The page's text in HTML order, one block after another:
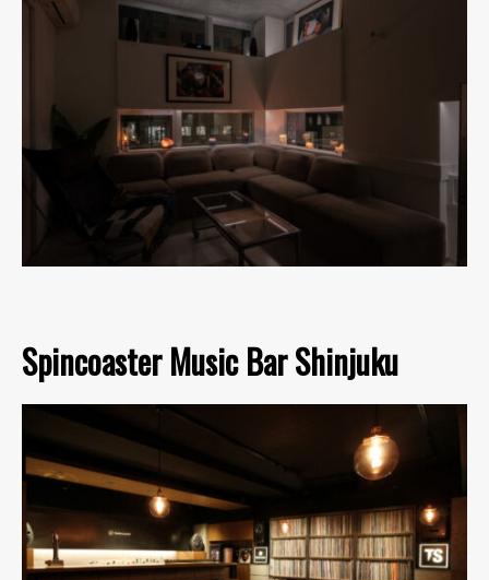
Spincoaster Music Bar Shinjuku